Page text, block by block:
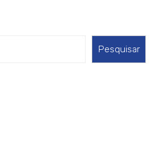
Pesquisar